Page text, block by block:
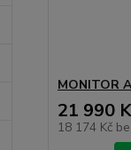
MONITOR
21 990
18 174 Kč